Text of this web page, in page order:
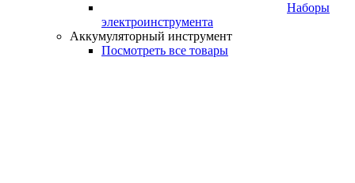
Наборы
электроинструмента
Аккумуляторный инструмент
Посмотреть все товары